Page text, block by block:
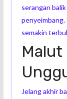
serangan
semakin
Malut
Jelang akhir